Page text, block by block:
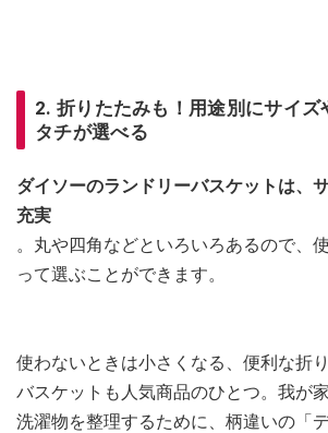
2. 折りたたみも！用途別にサイズ
タチが選べる
ダイソーのランドリーバスケットは、
充実
。丸や四角などといろいろあるので、
って選ぶことができます。
使わないときは小さくなる、便利な折
バスケットも人気商品のひとつ。我が
洗濯物を整理するために、柄違いの「